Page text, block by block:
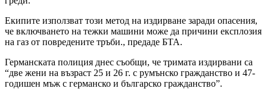
Екипите използват този метод на издирване заради опасения,
че включването на тежки машини може да причини експлозия
на газ от повредените тръби., предаде БТА.
Германската полиция днес съобщи, че тримата издирвани са
“две жени на възраст 25 и 26 г. с румънско гражданство и 47-
годишен мъж с германско и българско гражданство”.